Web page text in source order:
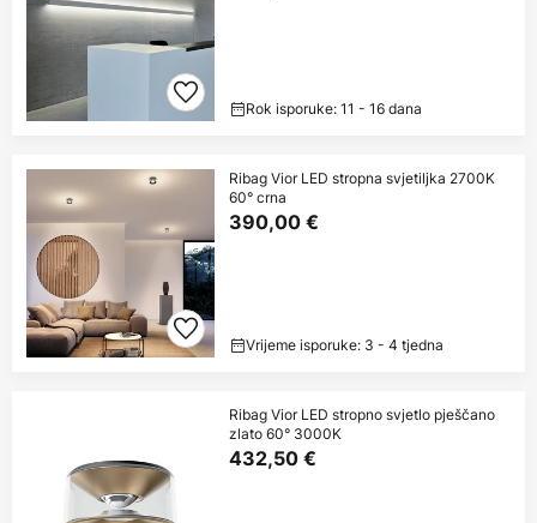
Rok isporuke: 11 - 16 dana
Ribag Vior LED stropna svjetiljka 2700K
60° crna
390,00 €
Vrijeme isporuke: 3 - 4 tjedna
Ribag Vior LED stropno svjetlo pješčano
zlato 60° 3000K
432,50 €